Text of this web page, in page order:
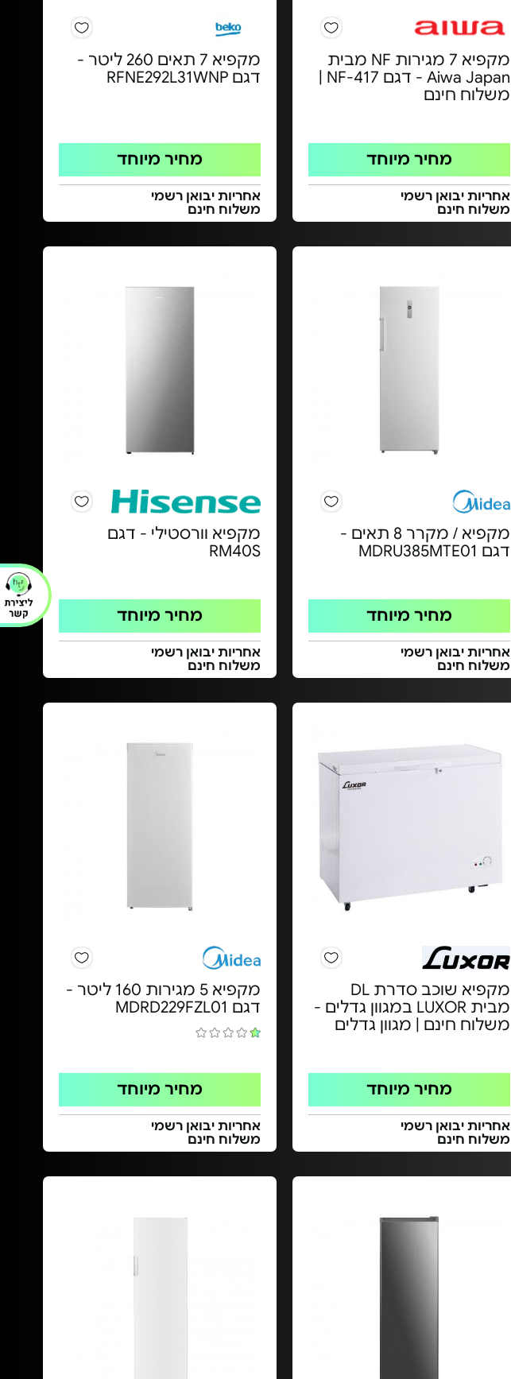
מקפיא 7 מגירות NF מבית
Aiwa Japan - דגם NF-417 |
משלוח חינם
מחיר מיוחד
אחריות יבואן רשמי
משלוח חינם
מקפיא 7 תאים 260 ליטר -
דגם RFNE292L31WNP
מחיר מיוחד
אחריות יבואן רשמי
משלוח חינם
מקפיא / מקרר 8 תאים -
דגם MDRU385MTE01
מחיר מיוחד
אחריות יבואן רשמי
משלוח חינם
מקפיא וורסטילי - דגם
RM40S
מחיר מיוחד
אחריות יבואן רשמי
משלוח חינם
מקפיא שוכב סדרת DL
מבית LUXOR במגוון גדלים -
משלוח חינם | מגוון גדלים
מחיר מיוחד
אחריות יבואן רשמי
משלוח חינם
מקפיא 5 מגירות 160 ליטר -
דגם MDRD229FZL01
מחיר מיוחד
אחריות יבואן רשמי
משלוח חינם